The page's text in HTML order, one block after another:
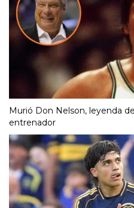
Murió Don Nelson, leyenda
entrenador